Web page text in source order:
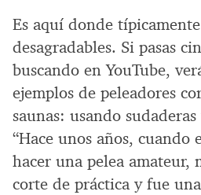
Es aquí donde
desagradables. Si pasas
buscando en YouTube,
ejemplos de peleadores
saunas: usando
“Hace unos años, cuando
hacer una pelea amateur,
corte de práctica y fue